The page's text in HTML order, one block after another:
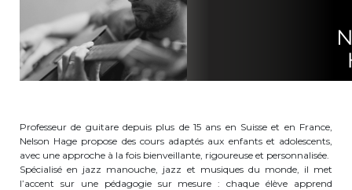
Garderie Berkendael
+32 (0)472 07 35 25
BE91 3631 6790 0976
Professeur de guitare depuis plus de 15 ans en Suisse et en France,
Nelson Hage propose des cours adaptés aux enfants et adolescents,
avec une approche à la fois bienveillante, rigoureuse et personnalisée.
Spécialisé en jazz manouche, jazz et musiques du monde, il met
l’accent sur une pédagogie sur mesure : chaque élève apprend